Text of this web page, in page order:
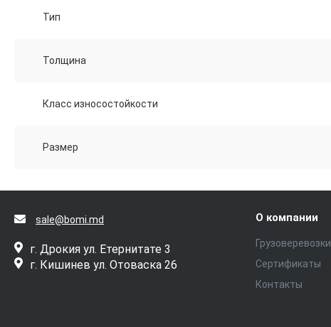
Тип
Толщина
Класс износостойкости
Размер
sale@bomi.md
г. Дрокия ул. Етернитате 3
г. Кишинев ул. Отоваска 26
О компании
Грузоверевозки
Сертификаты
Контакты